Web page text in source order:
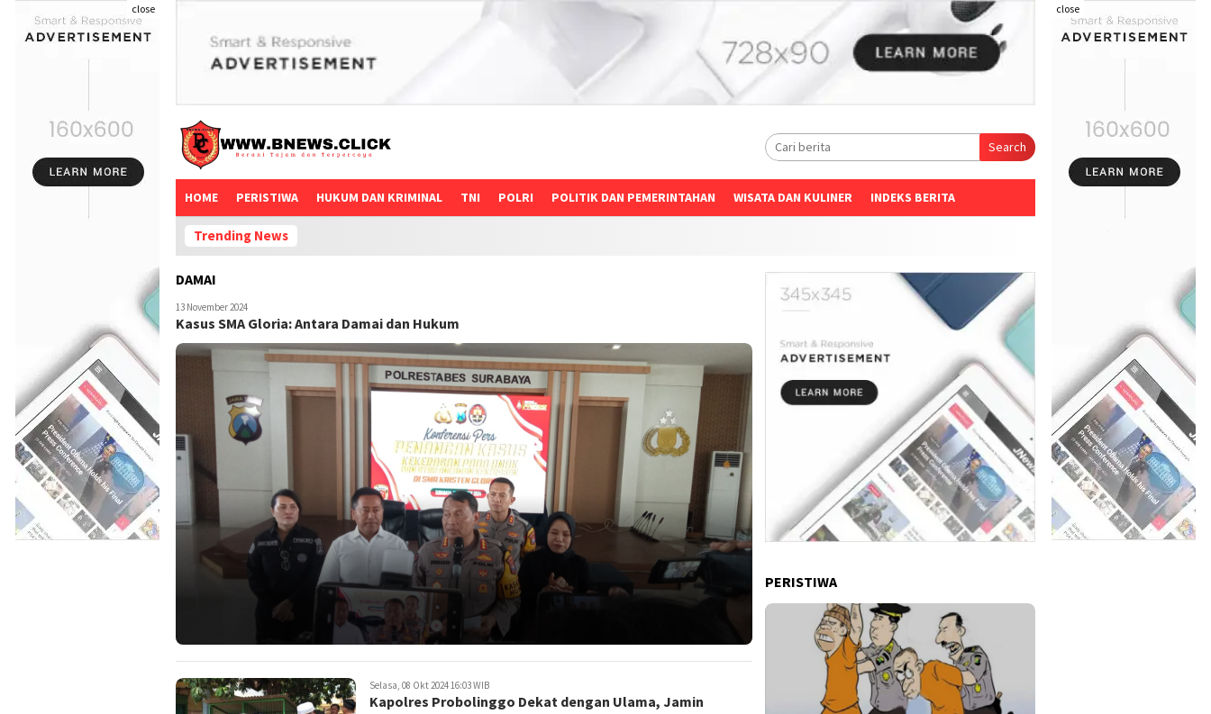
close close
Search
HOME PERISTIWA HUKUM DAN KRIMINAL TNI POLRI POLITIK DAN PEMERINTAHAN WISATA DAN KULINER INDEKS BERITA
Trending News
DAMAI
13 November 2024
Kasus SMA Gloria: Antara Damai dan Hukum
Selasa, 08 Okt 2024 16:03 WIB
Kapolres Probolinggo Dekat dengan Ulama, Jamin
PERISTIWA